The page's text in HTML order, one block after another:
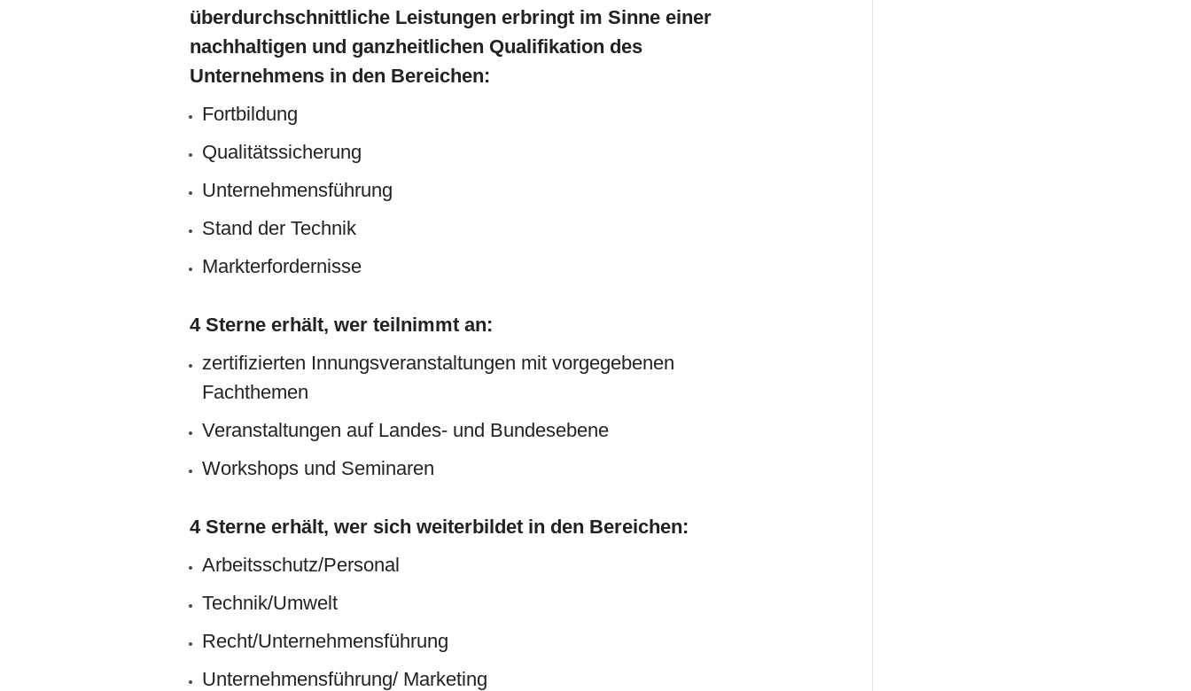
überdurchschnittliche Leistungen erbringt im Sinne einer
nachhaltigen und ganzheitlichen Qualifikation des
Unternehmens in den Bereichen:
Fortbildung
Qualitätssicherung
Unternehmensführung
Stand der Technik
Markterfordernisse
4 Sterne erhält, wer teilnimmt an:
zertifizierten Innungsveranstaltungen mit vorgegebenen
Fachthemen
Veranstaltungen auf Landes- und Bundesebene
Workshops und Seminaren
4 Sterne erhält, wer sich weiterbildet in den Bereichen:
Arbeitsschutz/Personal
Technik/Umwelt
Recht/Unternehmensführung
Unternehmensführung/ Marketing